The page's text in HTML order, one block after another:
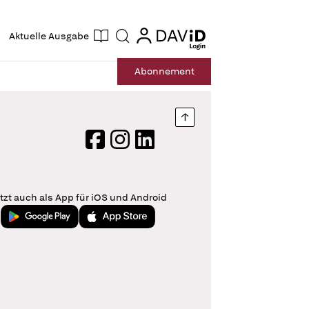
Aktuelle Ausgabe Suche login
login
Abonnement
Nach oben springen
FacebookInstagram
LinkedIn
auch als App für iOS und Android
Jetzt bei Google PlayLaden im App Store